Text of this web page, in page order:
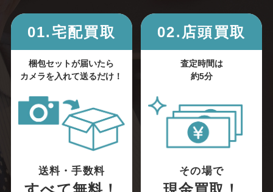
01.宅配買取
梱包セットが届いたら
カメラを入れて送るだけ！
送料・手数料
02.店頭買取
査定時間は
約5分
その場で